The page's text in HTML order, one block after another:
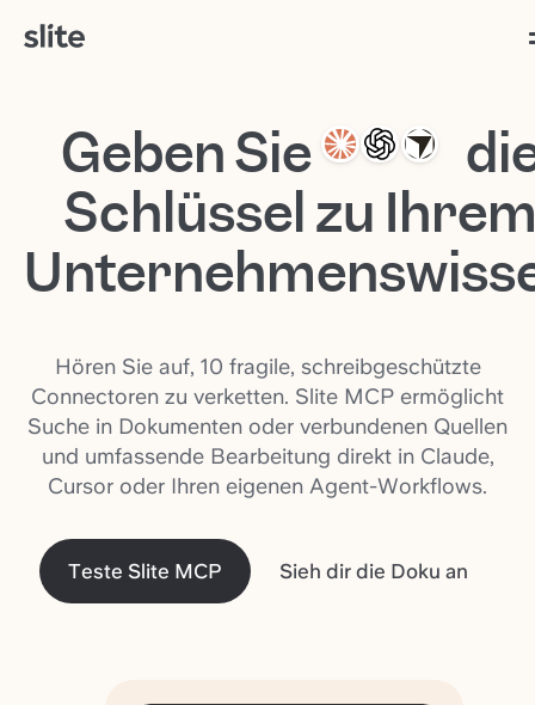
Geben SieClaude,
Schlüssel zu
Hören Sie auf, 10 fragile, schreibgeschützte
Connectoren zu verketten. Slite MCP ermöglicht
Suche in Dokumenten oder verbundenen Quellen
und umfassende Bearbeitung direkt in Claude,
Cursor oder Ihren eigenen Agent-Workflows.
Teste Slite MCP Sieh dir die Doku an